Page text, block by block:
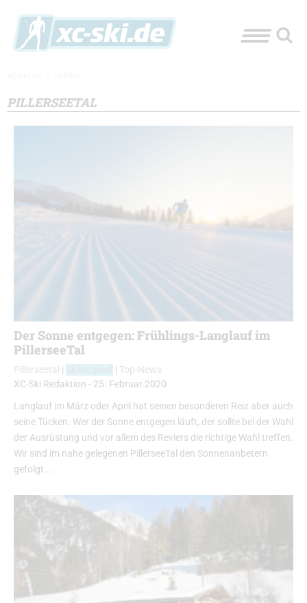
PILLERSEETAL
Der Sonne entgegen: Frühlings-Langlauf im
PillerseeTal
Pillerseetal | | Top-News
XC-Ski Redaktion - 25. Februar 2020
Langlauf im März oder April hat seinen besonderen Reiz aber auch
seine Tücken. Wer der Sonne entgegen läuft, der sollte bei der Wahl
der Ausrüstung und vor allem des Reviers die richtige Wahl treffen.
Wir sind im nahe gelegenen PillerseeTal den Sonnenanbetern
gefolgt …